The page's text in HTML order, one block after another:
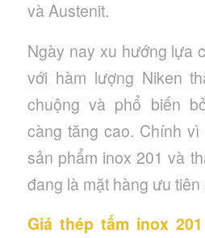
và Austenit.
Ngày nay xu hướng lựa
với hàm lượng Niken
chuộng và phổ biến
càng tăng cao. Chính
sản phẩm inox 201 và
đang là mặt hàng ưu
Giá thép tấm inox 201